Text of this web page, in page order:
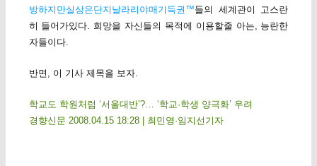
방하지만실상은단지날라리야매기득권™들의 세계관이 고스란
히 들어가있다. 희망을 자신들의 목적에 이용할줄 아는, 능란한
자들이다.
반면, 이 기사 제목을 보자.
학교도 학원처럼 ‘서울대반’?… ‘학교·학생 양극화’ 우려
경향신문 2008.04.15 18:28 | 최민영·임지선기자